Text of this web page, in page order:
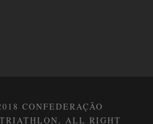
CONFEDERAÇÃO
ALL RIGHT